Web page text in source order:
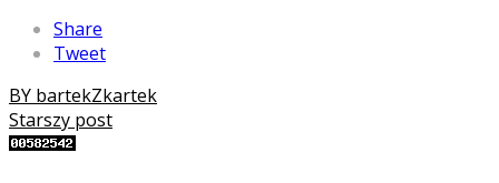
Share
Tweet
BY bartekZkartek
Starszy post